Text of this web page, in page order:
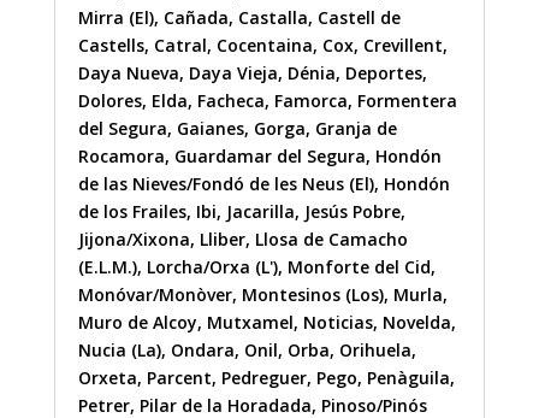
Mirra (El), Cañada, Castalla, Castell de
Castells, Catral, Cocentaina, Cox, Crevillent,
Daya Nueva, Daya Vieja, Dénia, Deportes,
Dolores, Elda, Facheca, Famorca, Formentera
del Segura, Gaianes, Gorga, Granja de
Rocamora, Guardamar del Segura, Hondón
de las Nieves/Fondó de les Neus (El), Hondón
de los Frailes, Ibi, Jacarilla, Jesús Pobre,
Jijona/Xixona, Lliber, Llosa de Camacho
(E.L.M.), Lorcha/Orxa (L'), Monforte del Cid,
Monóvar/Monòver, Montesinos (Los), Murla,
Muro de Alcoy, Mutxamel, Noticias, Novelda,
Nucia (La), Ondara, Onil, Orba, Orihuela,
Orxeta, Parcent, Pedreguer, Pego, Penàguila,
Petrer, Pilar de la Horadada, Pinoso/Pinós